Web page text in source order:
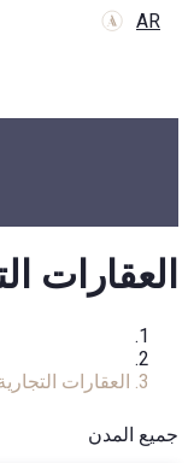
AR
العقارات
العقارات
جميع المدن